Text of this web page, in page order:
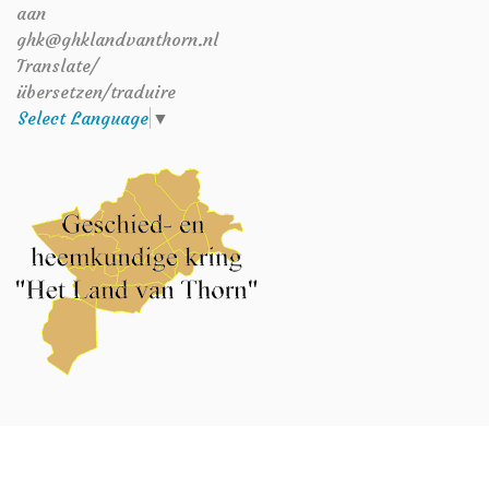
aan
ghk@ghklandvanthorn.nl
Translate/
übersetzen/traduire
Select Language ▼